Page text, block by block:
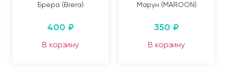
Брера (Brera)
400 ₽
В корзину
Марун (MAROON)
350 ₽
В корзину